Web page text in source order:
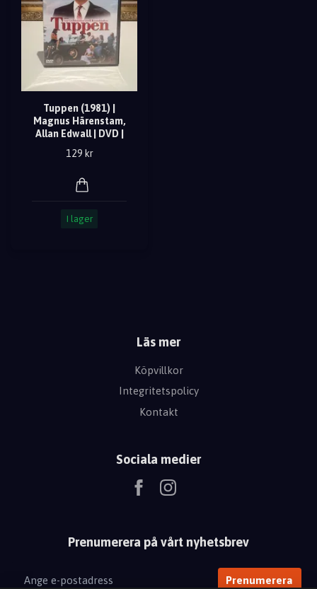
Tuppen (1981) |
Magnus Härenstam,
Allan Edwall | DVD |
129 kr
I lager
Läs mer
Köpvillkor
Integritetspolicy
Kontakt
Sociala medier
Prenumerera på vårt nyhetsbrev
Prenumerera